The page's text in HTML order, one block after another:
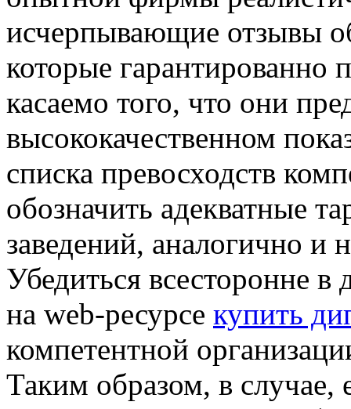
исчерпывающие отзывы
которые гарантированно
касаемо того, что они
высококачественном
списка превосходств
обозначить адекватные
заведений, аналогично и
Убедиться всесторонне
на web-ресурсе купить
компетентной
Таким образом, в